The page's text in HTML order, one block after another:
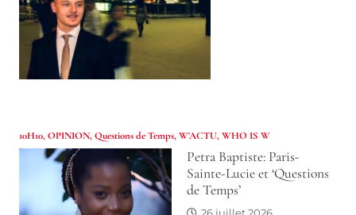
10H10,OPINION,Questions de Temps,W'ACTU,WHO IS W
Petra Baptiste: Paris-
Sainte-Lucie et ‘Questions
de Temps’